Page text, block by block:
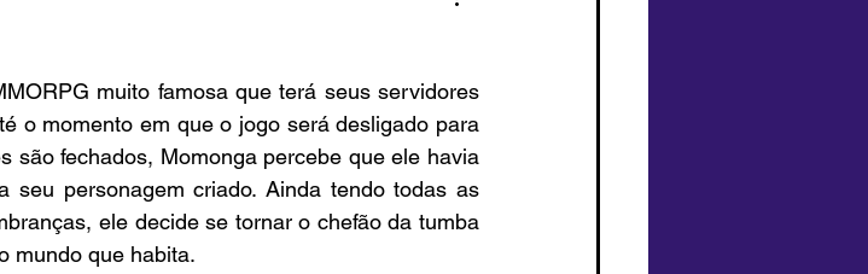
muito famosa que terá seus servidores
o momento em que o jogo será desligado para
são fechados, Momonga percebe que ele havia
seu personagem criado. Ainda tendo todas as
ele decide se tornar o chefão da tumba
mundo que habita.